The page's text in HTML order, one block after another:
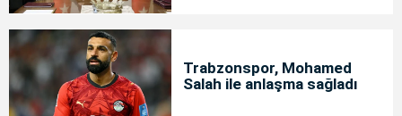
Trabzonspor, Mohamed
Salah ile anlaşma sağladı